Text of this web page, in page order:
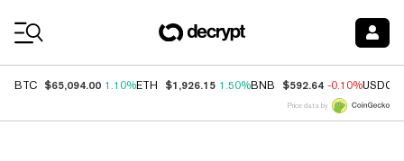
BTC $65,094.00 1.10%ETH $1,926.15 1.50%BNB $592.64 -0.10%USDC
Price data by